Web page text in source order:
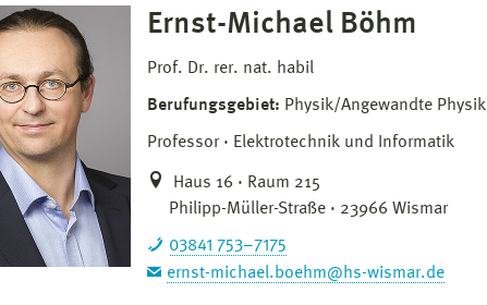
Ernst-Michael Böhm
Prof. Dr. rer. nat. habil
Berufungsgebiet: Physik/Angewandte Physik
Professor Elektrotechnik und Informatik
Haus 16 · Raum 215
Philipp-Müller-Straße · 23966 Wismar
03841 753–7175
ernst-michael.boehm@hs-wismar.de